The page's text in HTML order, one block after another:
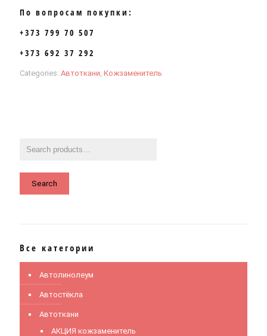
По вопросам покупки:
+373 799 70 507
+373 692 37 292
Categories: Автоткани, Кожзаменитель
Search
Все категории
Автолинолеум
Автостёкла
Автоткани
АКЦИЯ кожзаменитель